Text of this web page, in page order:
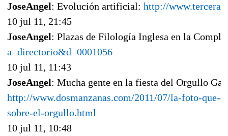
JoseAngel: Evolución artificial: http://
10 jul 11, 21:45
JoseAngel: Plazas de Filología Inglesa en la
a=directorio&d=0001056
10 jul 11, 11:43
JoseAngel: Mucha gente en la fiesta del Orgullo
http://www.dosmanzanas.com/2011/07/la-foto-que-
sobre-el-orgullo.html
10 jul 11, 10:48